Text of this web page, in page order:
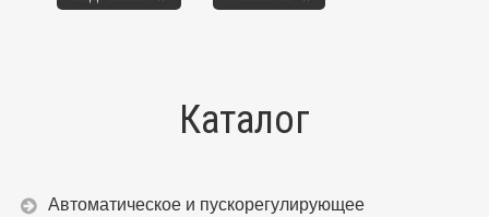
Каталог
Автоматическое и пускорегулирующее